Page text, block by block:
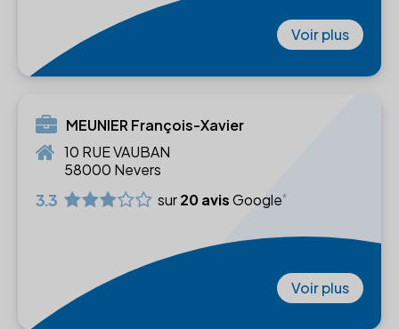
Voir plus
MEUNIER François-Xavier
10 RUE VAUBAN
58000 Nevers
3.3 sur20 avisGoogle
Voir plus